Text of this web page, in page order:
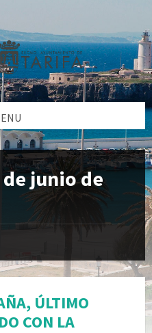
junio de
ÚLTIMO
CON LA